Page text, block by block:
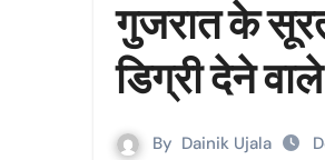
गुजरात के
डिग्री देने
By Dainik Ujala